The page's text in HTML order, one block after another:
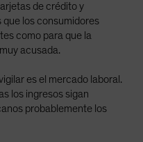
de crédito y
los consumidores
como para que la
acusada.
es el mercado laboral.
los ingresos sigan
probablemente los